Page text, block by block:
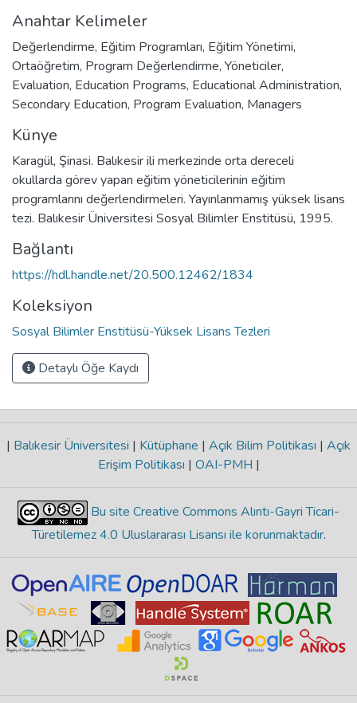
Anahtar Kelimeler
Değerlendirme, Eğitim Programları, Eğitim Yönetimi,
Ortaöğretim, Program Değerlendirme, Yöneticiler,
Evaluation, Education Programs, Educational Administration,
Secondary Education, Program Evaluation, Managers
Künye
Karagül, Şinasi. Balıkesir ili merkezinde orta dereceli
okullarda görev yapan eğitim yöneticilerinin eğitim
programlarını değerlendirmeleri. Yayınlanmamış yüksek lisans
tezi. Balıkesir Üniversitesi Sosyal Bilimler Enstitüsü, 1995.
Bağlantı
https://hdl.handle.net/20.500.12462/1834
Koleksiyon
Sosyal Bilimler Enstitüsü-Yüksek Lisans Tezleri
Detaylı Öğe Kaydı
| Balıkesir Üniversitesi | Kütüphane | Açık Bilim Politikası | Açık
Erişim Politikası | OAI-PMH |
Bu site Creative Commons Alıntı-Gayri Ticari-
Türetilemez 4.0 Uluslararası Lisansı ile korunmaktadır.